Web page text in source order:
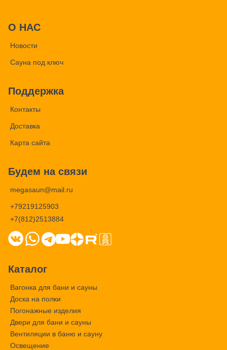
О НАС
Новости
Сауна под ключ
Поддержка
Контакты
Доставка
Карта сайта
Будем на связи
megasaun@mail.ru
+79219125903
+7(812)2513884
Каталог
Вагонка для бани и сауны
Доска на полки
Погонажные изделия
Двери для бани и сауны
Вентиляции в баню и сауну
Освещение